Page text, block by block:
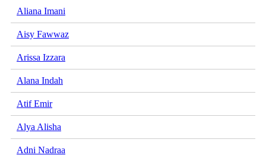
Aliana Imani
Aisy Fawwaz
Arissa Izzara
Alana Indah
Atif Emir
Alya Alisha
Adni Nadraa